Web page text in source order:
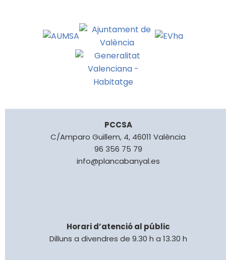
PCCSA
C/Amparo Guillem, 4, 46011 València
96 356 75 79
info@plancabanyal.es
Horari d’atenció al públic
Dilluns a divendres de 9.30 h a 13.30 h